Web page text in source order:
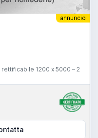
annuncio
1200 x 5000 – 2